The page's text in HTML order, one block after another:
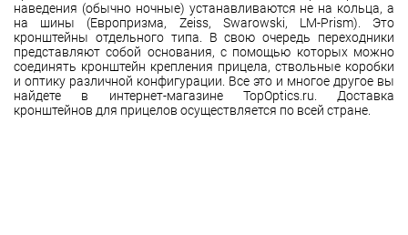
наведения (обычно ночные) устанавливаются не на кольца, а
на шины (Европризма, Zeiss, Swarowski, LM-Prism). Это
кронштейны отдельного типа. В свою очередь переходники
представляют собой основания, с помощью которых можно
соединять кронштейн крепления прицела, ствольные коробки
и оптику различной конфигурации. Все это и многое другое вы
найдете в интернет-магазине TopOptics.ru. Доставка
кронштейнов для прицелов осуществляется по всей стране.